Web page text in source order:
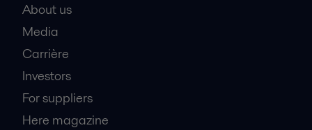
About us
Media
Carrière
Investors
For suppliers
Here magazine